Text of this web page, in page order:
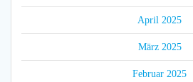
April 2025
März 2025
Februar 2025